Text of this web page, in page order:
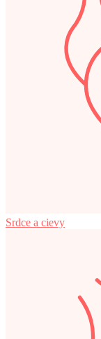
Srdce a cievy